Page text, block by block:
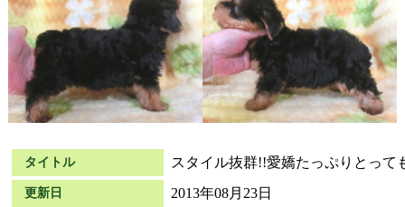
タイトル スタイル抜群!!愛嬌たっぷりとって
更新日 2013年08月23日